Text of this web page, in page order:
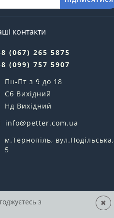
контакти
(067) 265 5875
(099) 757 5907
Пн-Пт з 9 до 18
Сб Вихідний
Нд Вихідний
info@petter.com.ua
м.Тернопіль, вул.Подільська,
5
з
✖